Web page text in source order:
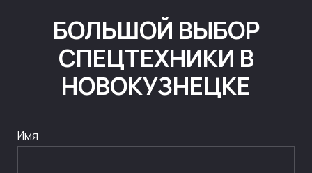
БОЛЬШОЙ ВЫБОР
СПЕЦТЕХНИКИ В
НОВОКУЗНЕЦКЕ
Имя